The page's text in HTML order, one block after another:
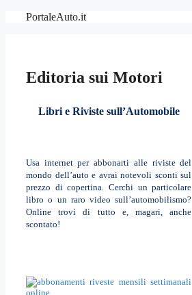
PortaleAuto.it
Editoria sui Motori
Libri e Riviste sull’Automobile
Usa internet per abbonarti alle riviste del
mondo dell’auto e avrai notevoli sconti sul
prezzo di copertina. Cerchi un particolare
libro o un raro video sull’automobilismo?
Online trovi di tutto e, magari, anche
scontato!